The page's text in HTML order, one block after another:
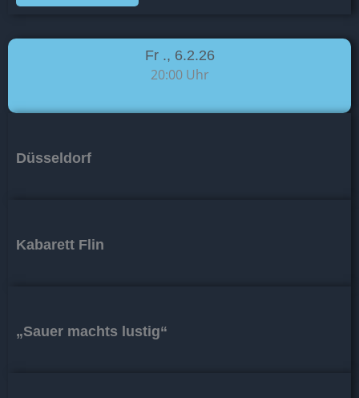
Fr ., 6.2.26
20:00 Uhr
Düsseldorf
Kabarett Flin
„Sauer machts lustig“